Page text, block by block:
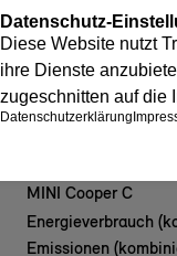
MINI Cooper C
Energieverbrauch
Emissionen